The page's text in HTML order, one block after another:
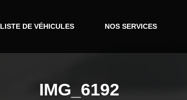
LISTE DE VÉHICULES NOS SERVICES
IMG_6192